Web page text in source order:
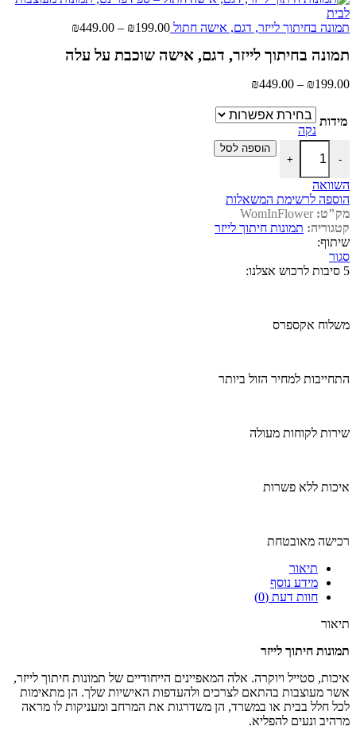
תמונה בחיתוך לייזר, דגם, אישה חתול ₪199.00
–
₪449.00
תמונה בחיתוך לייזר, דגם, אישה שוכבת על עלה
₪199.00
–
₪449.00
עד
מידות
נקה
-
כמות של תמונה בחיתוך לייזר, דגם, אישה שוכבת על עלה
+
הוספה לסל
השוואה
הוספה לרשימת המשאלות
מק"ט:WomInFlower
קטגוריה: תמונות חיתוך לייזר
שיתוף:
סגור
5 סיבות לרכוש אצלנו:
משלוח אקספרס
התחייבות למחיר הזול ביותר
שירות לקוחות מעולה
איכות ללא פשרות
רכישה מאובטחת
תיאור
מידע נוסף
חוות דעת (0)
תיאור
תמונות חיתוך לייזר
איכות, סטייל ויוקרה. אלה המאפיינים הייחודיים של תמונות חיתוך לייזר,
אשר מעוצבות בהתאם לצרכים ולהעדפות האישיות שלך. הן מתאימות
לכל חלל בבית או במשרד, הן משדרגות את המרחב ומעניקות לו מראה
מרהיב ונעים להפליא.